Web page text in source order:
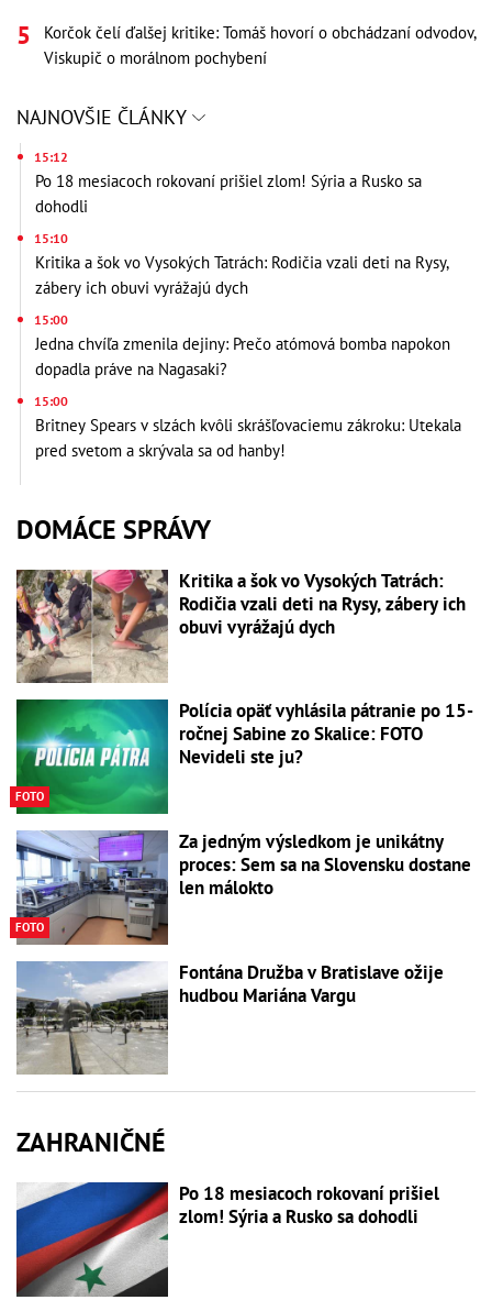
Korčok čelí ďalšej kritike: Tomáš hovorí o obchádzaní odvodov,
Viskupič o morálnom pochybení
NAJNOVŠIE ČLÁNKY
15:12
Po 18 mesiacoch rokovaní prišiel zlom! Sýria a Rusko sa
dohodli
15:10
Kritika a šok vo Vysokých Tatrách: Rodičia vzali deti na Rysy,
zábery ich obuvi vyrážajú dych
15:00
Jedna chvíľa zmenila dejiny: Prečo atómová bomba napokon
dopadla práve na Nagasaki?
15:00
Britney Spears v slzách kvôli skrášľovaciemu zákroku: Utekala
pred svetom a skrývala sa od hanby!
DOMÁCE SPRÁVY
Kritika a šok vo Vysokých Tatrách:
Rodičia vzali deti na Rysy, zábery ich
obuvi vyrážajú dych
FOTO
Polícia opäť vyhlásila pátranie po 15-
ročnej Sabine zo Skalice: FOTO
Nevideli ste ju?
FOTO
Za jedným výsledkom je unikátny
proces: Sem sa na Slovensku dostane
len málokto
Fontána Družba v Bratislave ožije
hudbou Mariána Vargu
ZAHRANIČNÉ
Po 18 mesiacoch rokovaní prišiel
zlom! Sýria a Rusko sa dohodli